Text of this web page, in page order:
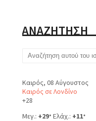
ΑΝΑΖΗΤΗΣΗ
Καιρός, 08 Αύγουστος
Καιρός σε Λονδίνο
+28
Μεγ.: +29° Ελάχ.: +11°